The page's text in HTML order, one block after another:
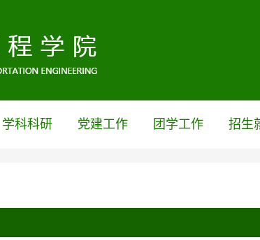
学科科研 党建工作 团学工作 招生